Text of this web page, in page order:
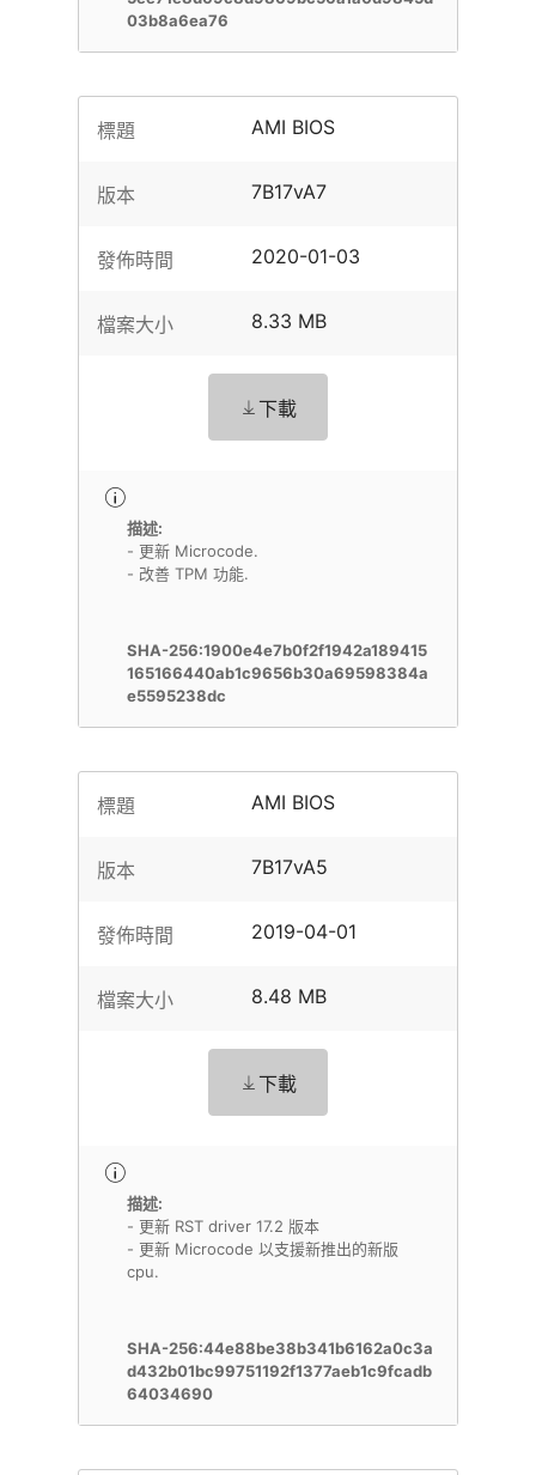
03b8a6ea76
標題 AMI BIOS
版本 7B17vA7
發佈時間 2020-01-03
檔案大小 8.33 MB
下載
描述:
- 更新 Microcode.
- 改善 TPM 功能.
SHA-256:1900e4e7b0f2f1942a189415
165166440ab1c9656b30a69598384a
e5595238dc
標題 AMI BIOS
版本 7B17vA5
發佈時間 2019-04-01
檔案大小 8.48 MB
下載
描述:
- 更新 RST driver 17.2 版本
- 更新 Microcode 以支援新推出的新版
cpu.
SHA-256:44e88be38b341b6162a0c3a
d432b01bc99751192f1377aeb1c9fcadb
64034690